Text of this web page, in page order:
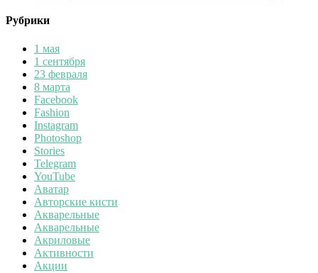
Рубрики
1 мая
1 сентября
23 февраля
8 марта
Facebook
Fashion
Instagram
Photoshop
Stories
Telegram
YouTube
Аватар
Авторские кисти
Акварельные
Акварельные
Акриловые
Активности
Акции